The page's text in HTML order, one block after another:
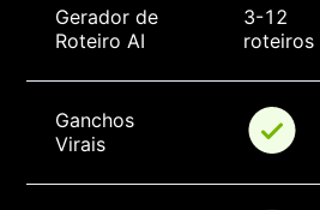
Gerador de
Roteiro AI
3-12
roteiros
Ganchos
Virais